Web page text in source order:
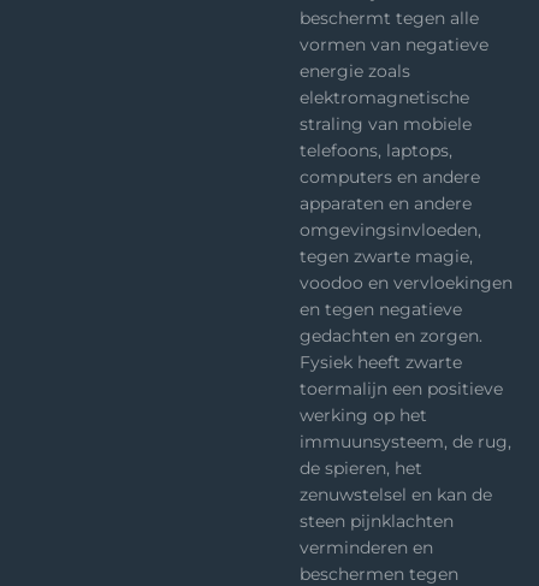
beschermt tegen alle
vormen van negatieve
energie zoals
elektromagnetische
straling van mobiele
telefoons, laptops,
computers en andere
apparaten en andere
omgevingsinvloeden,
tegen zwarte magie,
voodoo en vervloekingen
en tegen negatieve
gedachten en zorgen.
Fysiek heeft zwarte
toermalijn een positieve
werking op het
immuunsysteem, de rug,
de spieren, het
zenuwstelsel en kan de
steen pijnklachten
verminderen en
beschermen tegen